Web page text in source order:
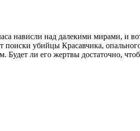
нависли над далекими мирами, и
убийцы Красавчика,
Будет ли его жертвы достаточно,